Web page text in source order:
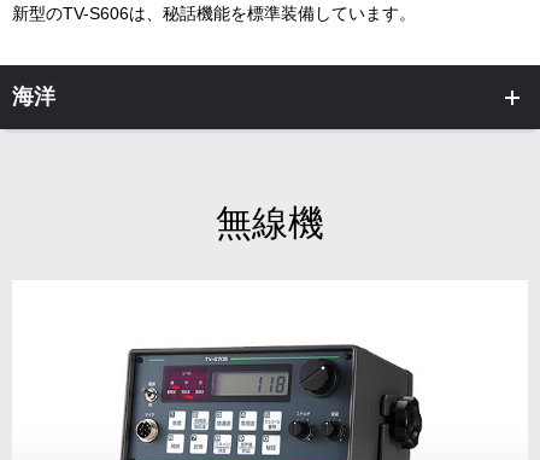
新型のTV-S606は、秘話機能を標準装備しています。
海洋
無線機